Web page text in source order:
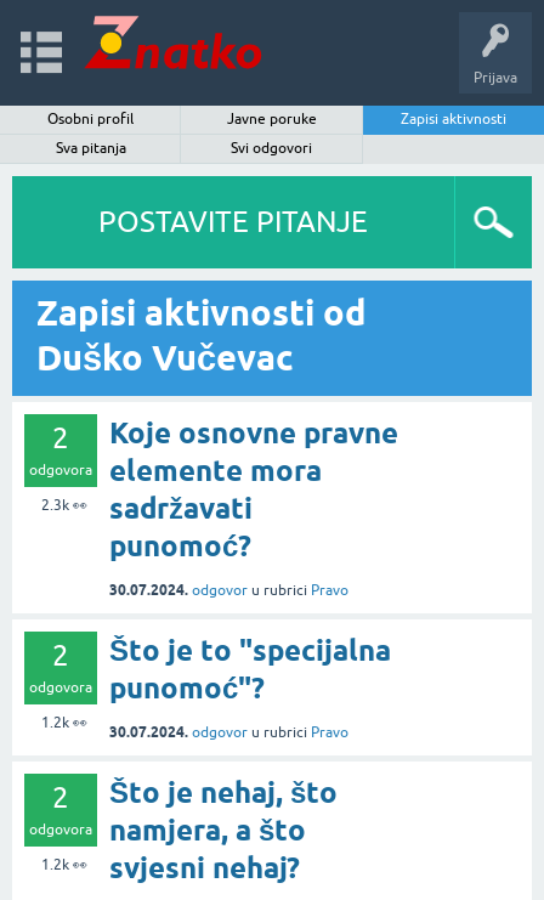
Prijava
Osobni profil Javne poruke
Zapisi aktivnosti
Sva pitanja
Svi odgovori
POSTAVITE PITANJE
Zapisi aktivnosti od
Duško Vučevac
2
odgovora
2.3k👀
Koje osnovne pravne
elemente mora
sadržavati
punomoć?
30.07.2024. odgovor u rubrici Pravo
2
odgovora
1.2k👀
Što je to "specijalna
punomoć"?
30.07.2024. odgovor u rubrici Pravo
2
odgovora
1.2k👀
Što je nehaj, što
namjera, a što
svjesni nehaj?